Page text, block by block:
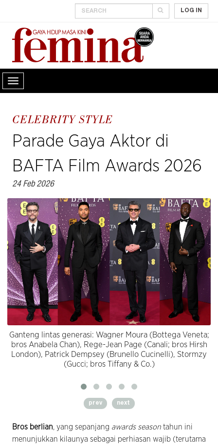
LOG IN
CELEBRITY STYLE
Parade Gaya Aktor di
BAFTA Film Awards 2026
24 Feb 2026
Ganteng lintas generasi: Wagner Moura (Bottega Veneta;
bros Anabela Chan), Rege-Jean Page (Canali; bros Hirsh
London), Patrick Dempsey (Brunello Cucinelli), Stormzy
(Gucci; bros Tiffany & Co.)
prev next
Bros berlian, yang sepanjang awards season tahun ini
menunjukkan kilaunya sebagai perhiasan wajib (terutama